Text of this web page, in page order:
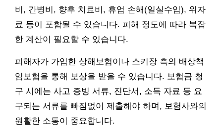
비, 간병비, 향후 치료비, 휴업 손해(일실수입), 위자
료 등이 포함될 수 있습니다. 피해 정도에 따라 복잡
한 계산이 필요할 수 있습니다.
피해자가 가입한 상해보험이나 스키장 측의 배상책
임보험을 통해 보상을 받을 수 있습니다. 보험금 청
구 시에는 사고 증빙 서류, 진단서, 소득 자료 등 요
구되는 서류를 빠짐없이 제출해야 하며, 보험사와의
원활한 소통이 중요합니다.